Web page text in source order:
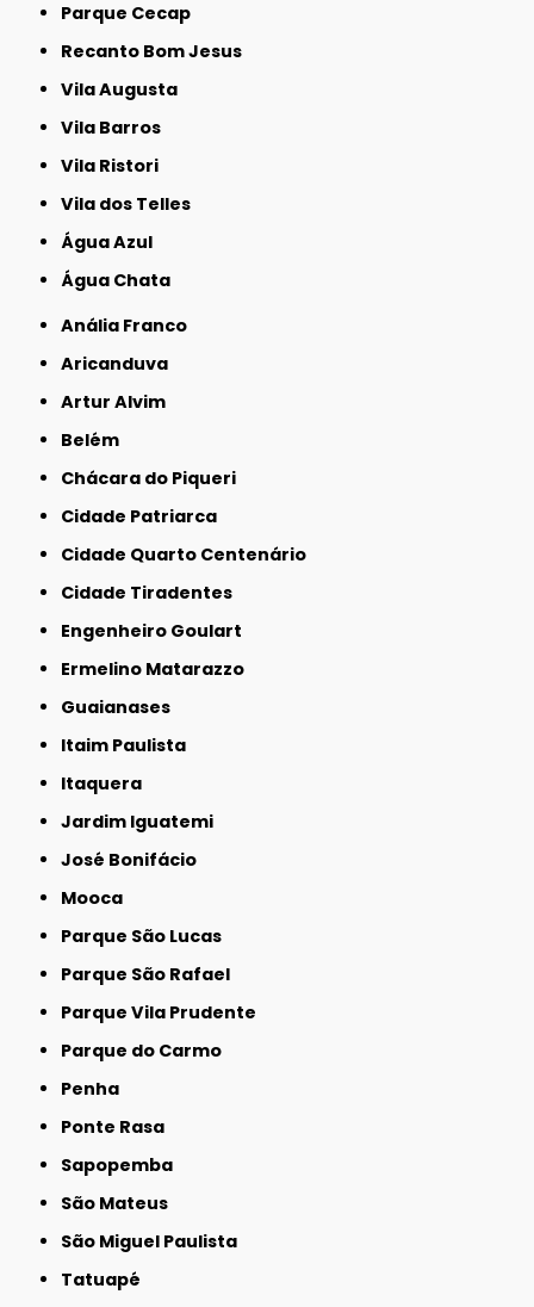
Parque Cecap
Recanto Bom Jesus
Vila Augusta
Vila Barros
Vila Ristori
Vila dos Telles
Água Azul
Água Chata
Anália Franco
Aricanduva
Artur Alvim
Belém
Chácara do Piqueri
Cidade Patriarca
Cidade Quarto Centenário
Cidade Tiradentes
Engenheiro Goulart
Ermelino Matarazzo
Guaianases
Itaim Paulista
Itaquera
Jardim Iguatemi
José Bonifácio
Mooca
Parque São Lucas
Parque São Rafael
Parque Vila Prudente
Parque do Carmo
Penha
Ponte Rasa
Sapopemba
São Mateus
São Miguel Paulista
Tatuapé